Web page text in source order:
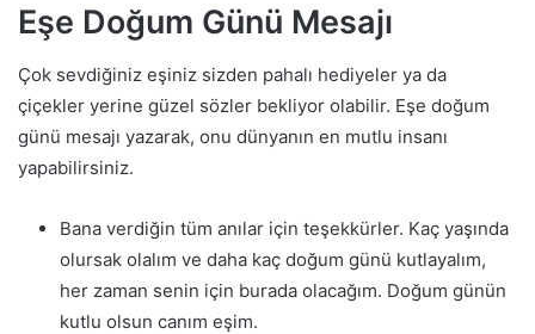
Eşe Doğum Günü Mesajı
Çok sevdiğiniz eşiniz sizden pahalı hediyeler ya da
çiçekler yerine güzel sözler bekliyor olabilir. Eşe doğum
günü mesajı yazarak, onu dünyanın en mutlu insanı
yapabilirsiniz.
Bana verdiğin tüm anılar için teşekkürler. Kaç yaşında
olursak olalım ve daha kaç doğum günü kutlayalım,
her zaman senin için burada olacağım. Doğum günün
kutlu olsun canım eşim.